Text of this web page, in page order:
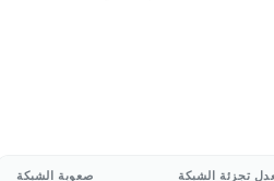
تجزئة الشبكة صعوبة الشبكة